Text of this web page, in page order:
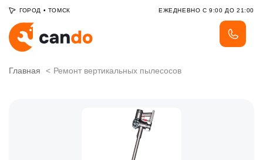
ГОРОД • ТОМСК ЕЖЕДНЕВНО С 9:00 ДО 21:00
Главная Ремонт вертикальных пылесосов